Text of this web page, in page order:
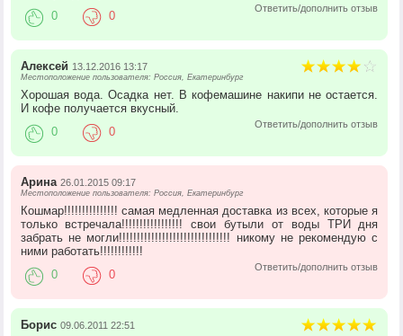
Ответить/дополнить отзыв
0 0
Алексей 13.12.2016 13:17
Местоположение пользователя: Россия, Екатеринбург
Хорошая вода. Осадка нет. В кофемашине накипи не остается.
И кофе получается вкусный.
Ответить/дополнить отзыв
0 0
Арина 26.01.2015 09:17
Местоположение пользователя: Россия, Екатеринбург
Кошмар!!!!!!!!!!!!!!! самая медленная доставка из всех, которые я
только встречала!!!!!!!!!!!!!!!!! свои бутыли от воды ТРИ дня
забрать не могли!!!!!!!!!!!!!!!!!!!!!!!!!!!!!!! никому не рекомендую с
ними работать!!!!!!!!!!!!
Ответить/дополнить отзыв
0 0
Борис 09.06.2011 22:51